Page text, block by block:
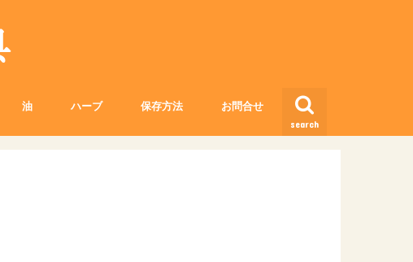
search
油 ハーブ
香辛料
保存方法
野菜の長持ち保存方法と保存期間
果物の長持ち保存方法と保存期間
お問合せ